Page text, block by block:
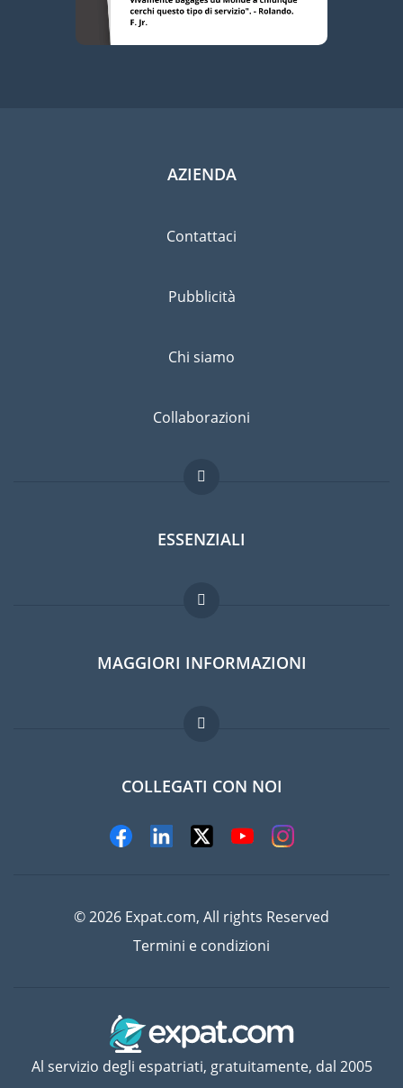
AZIENDA
Contattaci
Pubblicità
Chi siamo
Collaborazioni
ESSENZIALI
Forum per expat
Guida per expat
Lavori all'estero
MAGGIORI INFORMAZIONI
Domande frequenti
COLLEGATI CON NOI
© 2026 Expat.com, All rights Reserved
Termini e condizioni
Al servizio degli espatriati, gratuitamente, dal 2005